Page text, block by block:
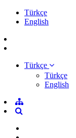
Türkçe
English
Türkçe
Türkçe
English